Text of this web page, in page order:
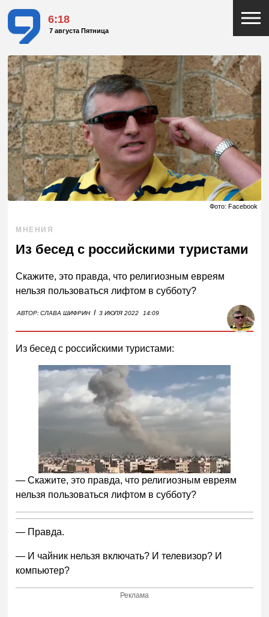
6:18
7 августа Пятница
Фото: Facebook
МНЕНИЯ
Из бесед с российскими туристами
Скажите, это правда, что религиозным евреям
нельзя пользоваться лифтом в субботу?
АВТОР:СЛАВА ШИФРИН I 3 ИЮЛЯ 2022 14:09
Из бесед с российскими туристами:
— Скажите, это правда, что религиозным евреям
нельзя пользоваться лифтом в субботу?
— Правда.
— И чайник нельзя включать? И телевизор? И
компьютер?
Реклама